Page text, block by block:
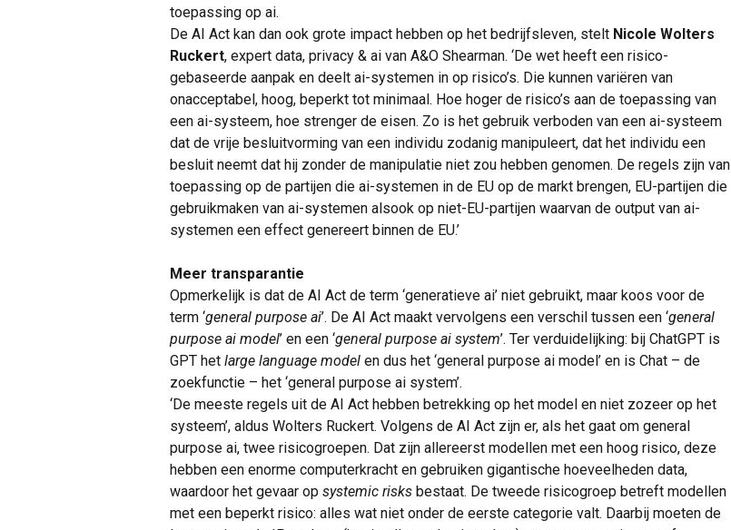
toepassing op ai.
De AI Act kan dan ook grote impact hebben op het bedrijfsleven, stelt Nicole Wolters
Ruckert, expert data, privacy & ai van A&O Shearman. ‘De wet heeft een risico-
gebaseerde aanpak en deelt ai-systemen in op risico’s. Die kunnen variëren van
onacceptabel, hoog, beperkt tot minimaal. Hoe hoger de risico’s aan de toepassing van
een ai-systeem, hoe strenger de eisen. Zo is het gebruik verboden van een ai-systeem
dat de vrije besluitvorming van een individu zodanig manipuleert, dat het individu een
besluit neemt dat hij zonder de manipulatie niet zou hebben genomen. De regels zijn van
toepassing op de partijen die ai-systemen in de EU op de markt brengen, EU-partijen die
gebruikmaken van ai-systemen alsook op niet-EU-partijen waarvan de output van ai-
systemen een effect genereert binnen de EU.’
Meer transparantie
Opmerkelijk is dat de AI Act de term ‘generatieve ai’ niet gebruikt, maar koos voor de
term ‘general purpose ai’. De AI Act maakt vervolgens een verschil tussen een ‘general
purpose ai model’ en een ‘general purpose ai system’. Ter verduidelijking: bij ChatGPT is
GPT het large language model en dus het ‘general purpose ai model’ en is Chat – de
zoekfunctie – het ‘general purpose ai system’.
‘De meeste regels uit de AI Act hebben betrekking op het model en niet zozeer op het
systeem’, aldus Wolters Ruckert. Volgens de AI Act zijn er, als het gaat om general
purpose ai, twee risicogroepen. Dat zijn allereerst modellen met een hoog risico, deze
hebben een enorme computerkracht en gebruiken gigantische hoeveelheden data,
waardoor het gevaar op systemic risks bestaat. De tweede risicogroep betreft modellen
met een beperkt risico: alles wat niet onder de eerste categorie valt. Daarbij moeten de